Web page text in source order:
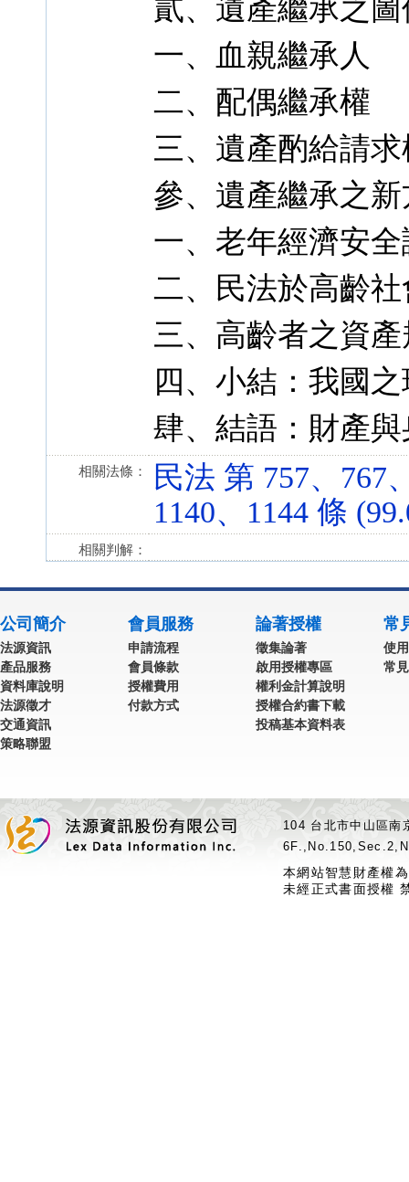
貳、遺產繼承之
一、血親繼承人
二、配偶繼承權
三、遺產酌給請求
參、遺產繼承之
一、老年經濟安
二、民法於高齡
三、高齡者之資
四、小結：我國
肆、結語：財產
相關法條：
民法 第 757、767
1140、1144 條
相關判解：
公司簡介
法源資訊
產品服務
資料庫說明
法源徵才
交通資訊
策略聯盟
會員服務
申請流程
會員條款
授權費用
付款方式
論著授權
徵集論著
啟用授權專區
權利金計算說明
授權合約書下載
投稿基本資料表
常
使
常
104 台北市中山區
本網站智慧財產權
未經正式書面授權